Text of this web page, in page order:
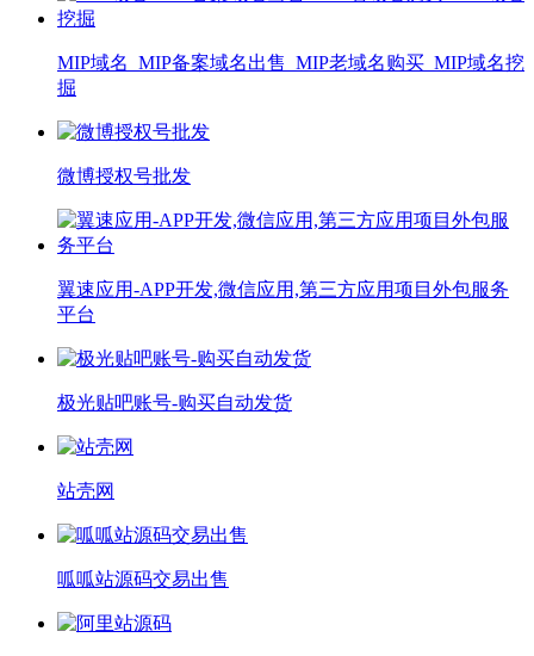
MIP域名_MIP备案域名出售_MIP老域名购买_MIP域名挖
掘
微博授权号批发
翼速应用-APP开发,微信应用,第三方应用项目外包服务
平台
极光贴吧账号-购买自动发货
站壳网
呱呱站源码交易出售